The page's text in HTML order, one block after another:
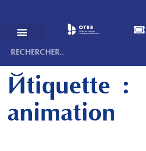
Étiquette :
animation